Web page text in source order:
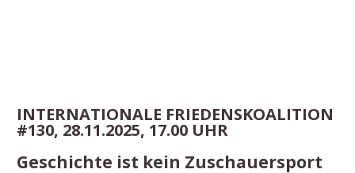
INTERNATIONALE FRIEDENSKOALITION
#130, 28.11.2025, 17.00 UHR
Geschichte ist kein Zuschauersport